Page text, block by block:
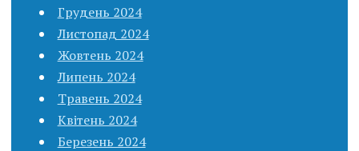
Грудень 2024
Листопад 2024
Жовтень 2024
Липень 2024
Травень 2024
Квітень 2024
Березень 2024